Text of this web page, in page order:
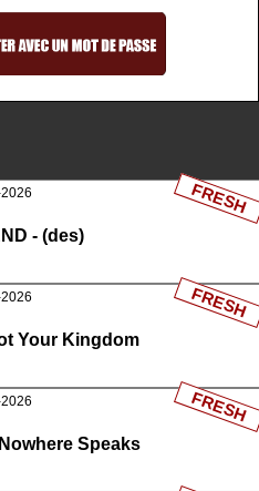
- (des)
FRESH
Your Kingdom
FRESH
Speaks
FRESH